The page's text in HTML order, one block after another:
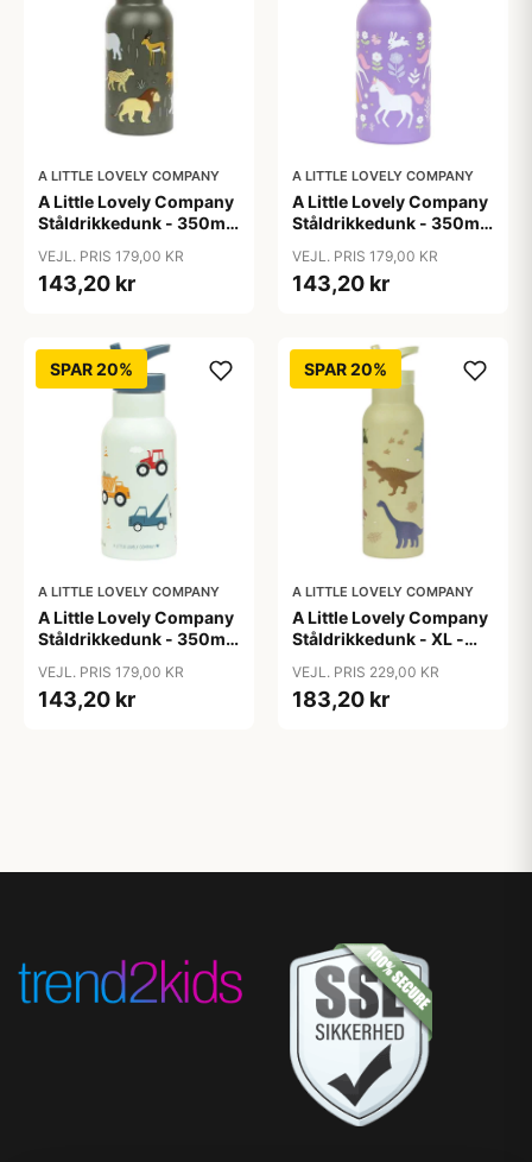
A LITTLE LOVELY COMPANY
A Little Lovely Company
Ståldrikkedunk - 350ml
VEJL. PRIS 179,00 KR
143,20 kr
A LITTLE LOVELY COMPANY
A Little Lovely Company
Ståldrikkedunk - 350ml
VEJL. PRIS 179,00 KR
143,20 kr
SPAR 20%
A LITTLE LOVELY COMPANY
A Little Lovely Company
Ståldrikkedunk - 350ml
VEJL. PRIS 179,00 KR
143,20 kr
SPAR 20%
A LITTLE LOVELY COMPANY
A Little Lovely Company
Ståldrikkedunk - XL -
VEJL. PRIS 229,00 KR
183,20 kr